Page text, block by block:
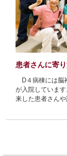
患者さんに寄
D４病棟には脳
が入院していま
来した患者さん
新人ナース教育
eラーニング
臨時職員募集